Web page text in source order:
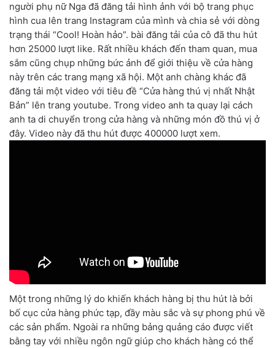
người phụ nữ Nga đã đăng tải hình ảnh với bộ trang phục
hình cua lên trang Instagram của mình và chia sẻ với dòng
trạng thái “Cool! Hoàn hảo”. bài đăng tải của cô đã thu hút
hơn 25000 lượt like. Rất nhiều khách đến tham quan, mua
sắm cũng chụp những bức ảnh để giới thiệu về cửa hàng
này trên các trang mạng xã hội. Một anh chàng khác đã
đăng tải một video với tiêu đề “Cửa hàng thú vị nhất Nhật
Bản” lên trang youtube. Trong video anh ta quay lại cách
anh ta di chuyển trong cửa hàng và những món đồ thú vị ở
đây. Video này đã thu hút được 400000 lượt xem.
Một trong những lý do khiến khách hàng bị thu hút là bởi
bố cục cửa hàng phức tạp, đầy màu sắc và sự phong phú về
các sản phẩm. Ngoài ra những bảng quảng cáo được viết
bằng tay với nhiều ngôn ngữ giúp cho khách hàng có thể